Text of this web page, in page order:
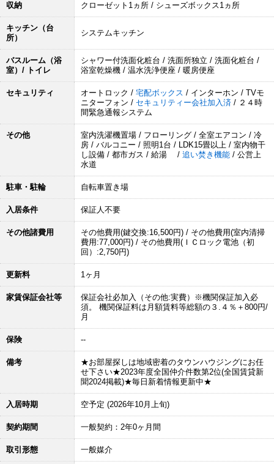
収納 クローゼット1ヵ所 / シューズボックス1ヵ所
キッチン（台
所）
システムキッチン
バスルーム（浴
室）/ トイレ
シャワー付洗面化粧台 / 洗面所独立 / 洗面化粧台 /
浴室乾燥機 / 温水洗浄便座 / 暖房便座
セキュリティ オートロック / 宅配ボックス / インターホン / TVモ
ニターフォン / セキュリティー会社加入済 / ２４時
間緊急通報システム
その他
室内洗濯機置場 / フローリング / 全室エアコン / 冷
房 / バルコニー / 照明1台 / LDK15畳以上 / 室内物干
し設備 / 都市ガス / 給湯 / 追い焚き機能 / 公営上
水道
駐車・駐輪 自転車置き場
入居条件 保証人不要
その他諸費用
その他費用(鍵交換:16,500円) / その他費用(室内清掃
費用:77,000円) / その他費用(ＩＣロック電池（初
回）:2,750円)
更新料 1ヶ月
家賃保証会社等
保証会社必加入（その他:実費）※機関保証加入必
須。 機関保証料は月額賃料等総額の３.４％＋800円/
月
保険 --
備考
★お部屋探しは地域密着のタウンハウジングにお任
せ下さい★2023年度全国仲介件数第2位(全国賃貸新
聞2024掲載)★毎日新着情報更新中★
入居時期 空予定 (2026年10月上旬)
契約期間 一般契約：2年0ヶ月間
取引形態 一般媒介